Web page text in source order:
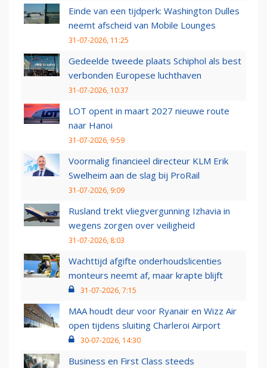
Einde van een tijdperk: Washington Dulles
neemt afscheid van Mobile Lounges
31-07-2026, 11:25
Gedeelde tweede plaats Schiphol als best
verbonden Europese luchthaven
31-07-2026, 10:37
LOT opent in maart 2027 nieuwe route
naar Hanoi
31-07-2026, 9:59
Voormalig financieel directeur KLM Erik
Swelheim aan de slag bij ProRail
31-07-2026, 9:09
Rusland trekt vliegvergunning Izhavia in
wegens zorgen over veiligheid
31-07-2026, 8:03
Wachttijd afgifte onderhoudslicenties
monteurs neemt af, maar krapte blijft
31-07-2026, 7:15
MAA houdt deur voor Ryanair en Wizz Air
open tijdens sluiting Charleroi Airport
30-07-2026, 14:30
Business en First Class steeds